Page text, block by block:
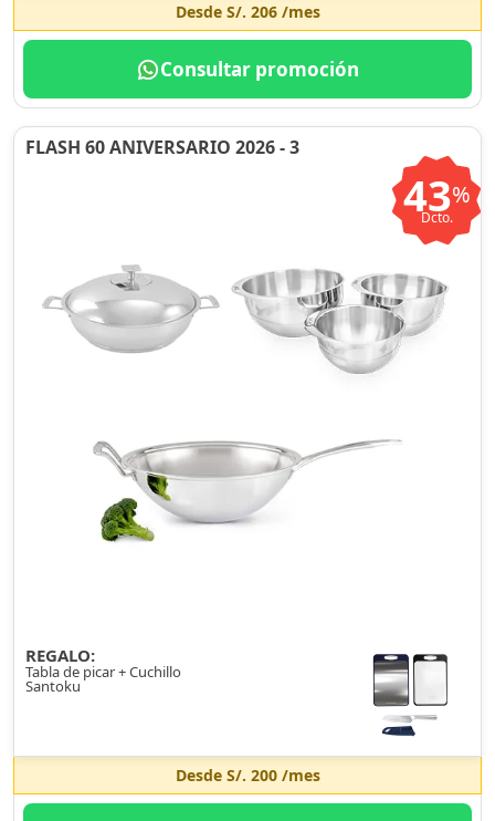
Desde S/. 206/mes
Consultar promoción
FLASH 60 ANIVERSARIO 2026 - 3
43%
Dcto.
REGALO:
Tabla de picar + Cuchillo
Santoku
Desde S/. 200/mes